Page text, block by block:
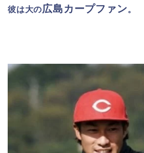
彼は大の広島カープファン。